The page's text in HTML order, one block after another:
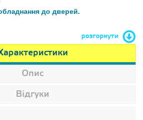
до дверей.
розгорнути
Опис
Відгуки